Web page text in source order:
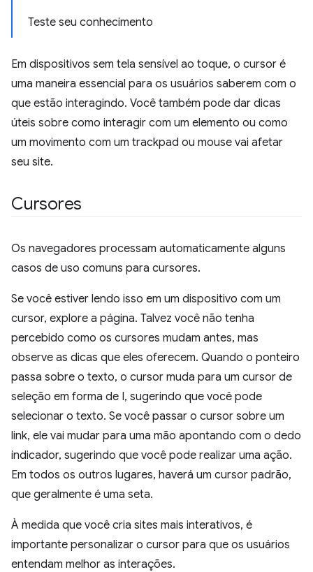
Teste seu conhecimento
Em dispositivos sem tela sensível ao toque, o cursor é
uma maneira essencial para os usuários saberem com o
que estão interagindo. Você também pode dar dicas
úteis sobre como interagir com um elemento ou como
um movimento com um trackpad ou mouse vai afetar
seu site.
Cursores
Os navegadores processam automaticamente alguns
casos de uso comuns para cursores.
Se você estiver lendo isso em um dispositivo com um
cursor, explore a página. Talvez você não tenha
percebido como os cursores mudam antes, mas
observe as dicas que eles oferecem. Quando o ponteiro
passa sobre o texto, o cursor muda para um cursor de
seleção em forma de I, sugerindo que você pode
selecionar o texto. Se você passar o cursor sobre um
link, ele vai mudar para uma mão apontando com o dedo
indicador, sugerindo que você pode realizar uma ação.
Em todos os outros lugares, haverá um cursor padrão,
que geralmente é uma seta.
À medida que você cria sites mais interativos, é
importante personalizar o cursor para que os usuários
entendam melhor as interações.